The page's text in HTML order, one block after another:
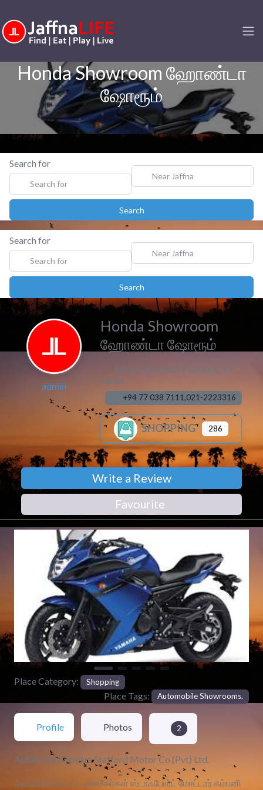
Honda Showroom ஹோண்டா
ஷோரூம்
Search for
Near Jaffna
SearchSearch
Search for
Near Jaffna
SearchSearch
admin
Honda Showroom
ஹோண்டா ஷோரூம்
Jaffna Northern Province Sri
Lanka
+94 77 038 7111,021-2223316
SHOPPING 286
Write a Review
Favourite
Previous
Place Category: Shopping
Place Tags: Automobile Showrooms.
Profile Photos 2
Authorized Dealers Stafford Motor Co.(Pvt) Ltd.
அங்கீகரிக்கப்பட்ட வணிகர்கள் ஸ்டாஃபோர்ட் மோட்டார் கம்பனி